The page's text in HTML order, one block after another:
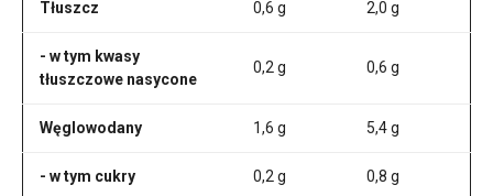
Tłuszcz 0,6 g 2,0 g
- w tym kwasy
tłuszczowe nasycone
0,2 g 0,6 g
Węglowodany 1,6 g 5,4 g
- w tym cukry 0,2 g 0,8 g